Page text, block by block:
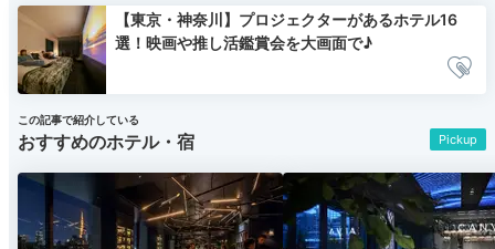
【東京・神奈川】プロジェクターがあるホテル16
選！映画や推し活鑑賞会を大画面で♪
Pickup
この記事で紹介している
おすすめのホテル・宿